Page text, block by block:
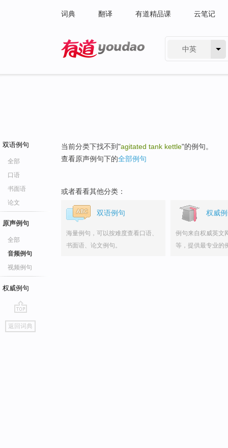
词典 翻译 有道精品课 云笔记
中英
双语例句
全部
口语
书面语
论文
原声例句
全部
音频例句
视频例句
权威例句
go
top
返回词典
当前分类下找不到"agitated tank kettle"的例句。
查看原声例句下的全部例句
或者看看其他分类：
双语例句
海量例句，可以按难度查看口语、
书面语、论文例句。
权威
例句来自权威英文
等，提供最专业的